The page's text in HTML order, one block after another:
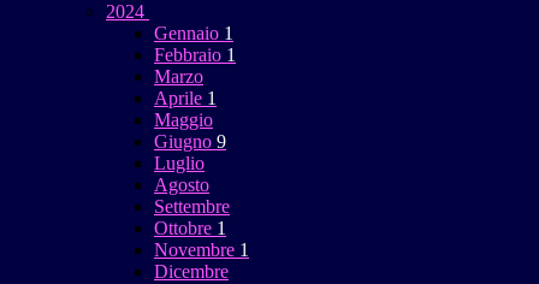
2024
Gennaio 1
Febbraio 1
Marzo
Aprile 1
Maggio
Giugno 9
Luglio
Agosto
Settembre
Ottobre 1
Novembre 1
Dicembre